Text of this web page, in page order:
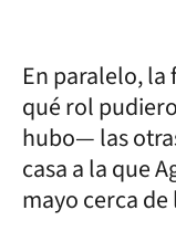
En paralelo,
qué rol
hubo— las
casa a la que
mayo cerca de